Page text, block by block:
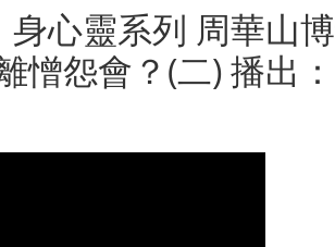
心靈系列 周華山
憎怨會？(二) 播出